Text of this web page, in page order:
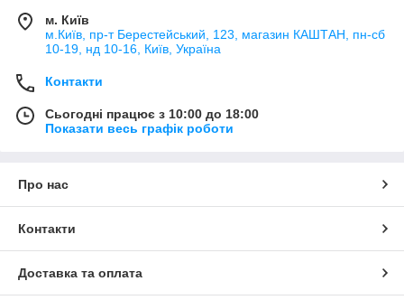
м. Київ
м.Київ, пр-т Берестейський, 123, магазин КАШТАН, пн-сб
10-19, нд 10-16, Київ, Україна
Контакти
Сьогодні працює з 10:00 до 18:00
Показати весь графік роботи
Про нас
Контакти
Доставка та оплата